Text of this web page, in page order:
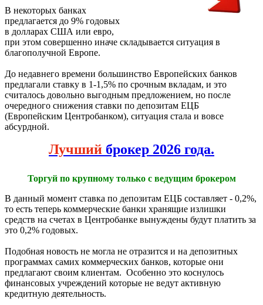
В некоторых банках
предлагается до 9% годовых
в долларах США или евро,
при этом совершенно иначе складывается ситуация в
благополучной Европе.
До недавнего времени большинство Европейских банков
предлагали ставку в 1-1,5% по срочным вкладам, и это
считалось довольно выгодным предложением, но после
очередного снижения ставки по депозитам ЕЦБ
(Европейским Центробанком), ситуация стала и вовсе
абсурдной.
Лучший брокер 2026 года.
Торгуй по крупному только с ведущим брокером
В данный момент ставка по депозитам ЕЦБ составляет - 0,2%,
то есть теперь коммерческие банки хранящие излишки
средств на счетах в Центробанке вынуждены будут платить за
это 0,2% годовых.
Подобная новость не могла не отразится и на депозитных
программах самих коммерческих банков, которые они
предлагают своим клиентам. Особенно это коснулось
финансовых учреждений которые не ведут активную
кредитную деятельность.